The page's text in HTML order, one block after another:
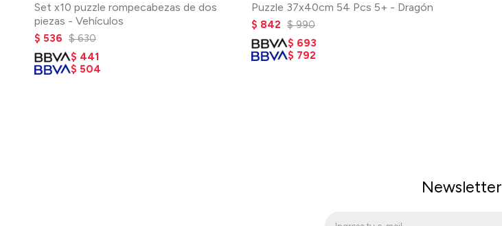
Set x10 puzzle rompecabezas de dos
piezas - Vehículos
$ 536 $ 630
$ 441
$ 504
Puzzle 37x40cm 54 Pcs 5+ - Dragón
$ 842 $ 990
$ 693
$ 792
Newsletter